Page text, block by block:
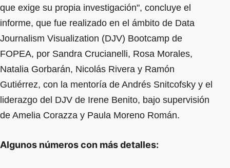
que exige su propia investigación", concluye el
informe, que fue realizado en el ámbito de Data
Journalism Visualization (DJV) Bootcamp de
FOPEA, por Sandra Crucianelli, Rosa Morales,
Natalia Gorbarán, Nicolás Rivera y Ramón
Gutiérrez, con la mentoría de Andrés Snitcofsky y el
liderazgo del DJV de Irene Benito, bajo supervisión
de Amelia Corazza y Paula Moreno Román.
Algunos números con más detalles: